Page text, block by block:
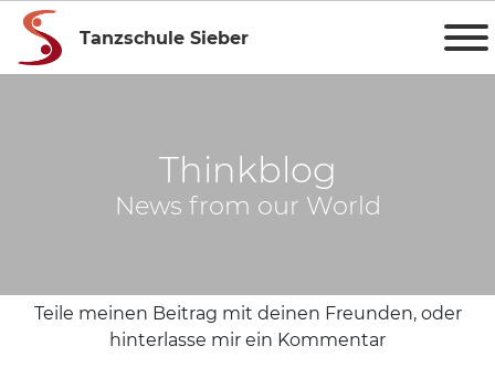
Tanzschule Sieber
Thinkblog
News from our World
Teile meinen Beitrag mit deinen Freunden, oder
hinterlasse mir ein Kommentar